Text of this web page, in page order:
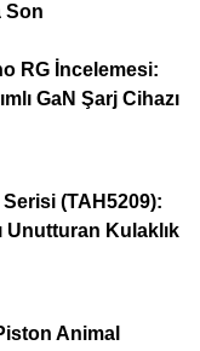
Son
RG İncelemesi:
GaN Şarj Cihazı
(TAH5209):
Unutturan Kulaklık
Animal